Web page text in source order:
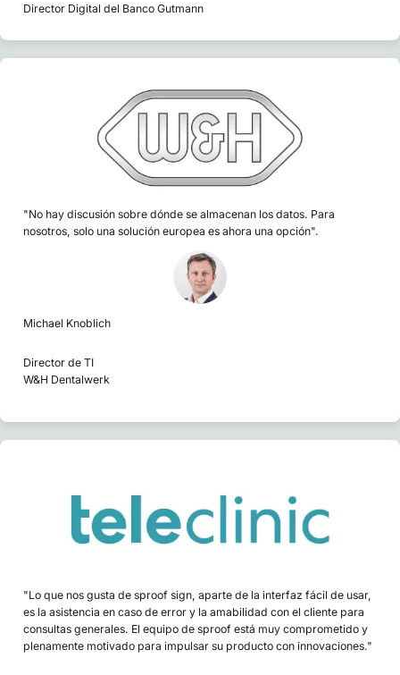
Director Digital del Banco Gutmann
"No hay discusión sobre dónde se almacenan los datos. Para
nosotros, solo una solución europea es ahora una opción".
Michael Knoblich
Director de TI
W&H Dentalwerk
"Lo que nos gusta de sproof sign, aparte de la interfaz fácil de usar,
es la asistencia en caso de error y la amabilidad con el cliente para
consultas generales. El equipo de sproof está muy comprometido y
plenamente motivado para impulsar su producto con innovaciones."